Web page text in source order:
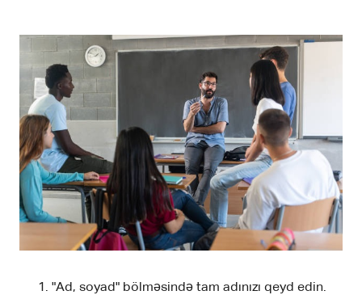
"Ad, soyad" bölməsində tam adınızı qeyd edin.